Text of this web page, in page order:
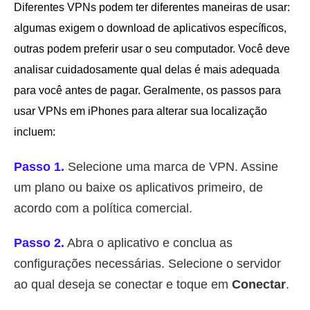
Diferentes VPNs podem ter diferentes maneiras de usar:
algumas exigem o download de aplicativos específicos,
outras podem preferir usar o seu computador. Você deve
analisar cuidadosamente qual delas é mais adequada
para você antes de pagar. Geralmente, os passos para
usar VPNs em iPhones para alterar sua localização
incluem:
Passo 1. Selecione uma marca de VPN. Assine
um plano ou baixe os aplicativos primeiro, de
acordo com a política comercial.
Passo 2. Abra o aplicativo e conclua as
configurações necessárias. Selecione o servidor
ao qual deseja se conectar e toque em Conectar.